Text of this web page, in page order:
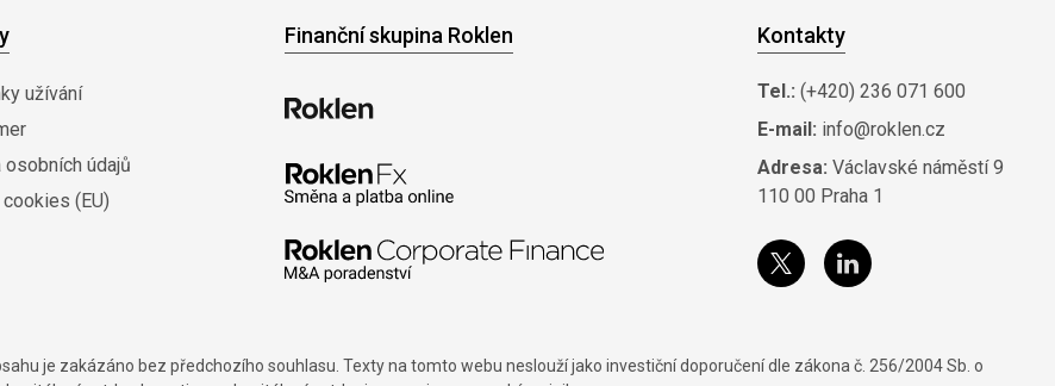
užívání
osobních údajů
(EU)
Finanční skupina Roklen Kontakty
Tel.: (+420) 236 071 600
E-mail: info@roklen.cz
Adresa: Václavské náměstí 9
110 00 Praha 1
je zakázáno bez předchozího souhlasu. Texty na tomto webu neslouží jako investiční doporučení dle zákona č. 256/2004 Sb. o